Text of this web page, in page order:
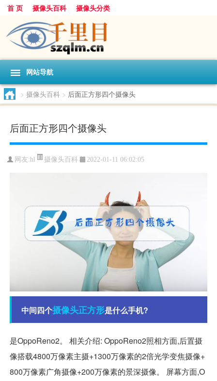
首 页 摄像头百科 摄像头分类
网站导航
> 摄像头百科 > 后面正方形四个摄像头
后面正方形四个摄像头
网友:hl 摄像头百科 2022-01-11 06:02:05
中间四个摄像头正方形是什么手机?
是OppoReno2。 相关介绍: OppoReno2照相方面,后置摄
像搭载4800万像素主摄+1300万像素的2倍光学变焦摄像+
800万像素广角摄像+200万像素的景深摄像。 屏幕方面,O